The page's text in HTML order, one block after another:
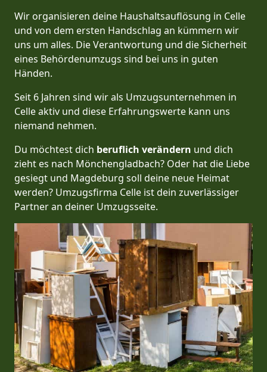
Wir organisieren deine Haushaltsauflösung in Celle
und von dem ersten Handschlag an kümmern wir
uns um alles. Die Verantwortung und die Sicherheit
eines Behördenumzugs sind bei uns in guten
Händen.
Seit 6 Jahren sind wir als Umzugsunternehmen in
Celle aktiv und diese Erfahrungswerte kann uns
niemand nehmen.
Du möchtest dich beruflich verändern und dich
zieht es nach Mönchen­gladbach? Oder hat die Liebe
gesiegt und Magdeburg soll deine neue Heimat
werden? Umzugsfirma Celle ist dein zuverlässiger
Partner an deiner Umzugsseite.